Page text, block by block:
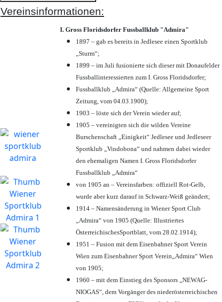
Vereinsinformationen:
I. Gross Floridsdorfer Fussballklub "Admira"
1897 – gab es bereits in Jedlesee einen Sportklub
„Sturm“;
1899 – im Juli fusionierte sich dieser mit Donaufelder
Fussballinteressierten zum I. Gross Floridsdorfer;
Fussballklub „Admira“ (Quelle: Allgemeine Sport
Zeitung, vom 04.03.1900);
1903 – löste sich der Verein wieder auf;
1905 – vereinigten sich die wilden Vereine
Burschenschaft „Einigkeit“ Jedlesee und Jedleseer
Sportklub „Vindobona“ und nahmen dabei wieder
den ehemaligen Namen I. Gross Floridsdorfer
Fussballklub „Admira“
von 1905 an – Vereinsfarben: offiziell Rot-Gelb,
wurde aber kurz darauf in Schwarz-Weiß geändert;
1914 – Namensänderung in Wiener Sport Club
„Admira“ von 1905 (Quelle: Illustriertes
ÖsterreichischesSportblatt, vom 28.02.1914);
1951 – Fusion mit dem Eisenbahner Sport Verein
Wien zum Eisenbahner Sport Verein„Admira“ Wien
von 1905;
1960 – mit dem Einstieg des Sponsors „NEWAG-
NIOGAS“, dem Vorgänger des niederösterreichischen